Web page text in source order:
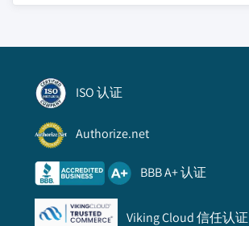
ISO 认证
Authorize.net
BBB A+ 认证
Viking Cloud 信任认证